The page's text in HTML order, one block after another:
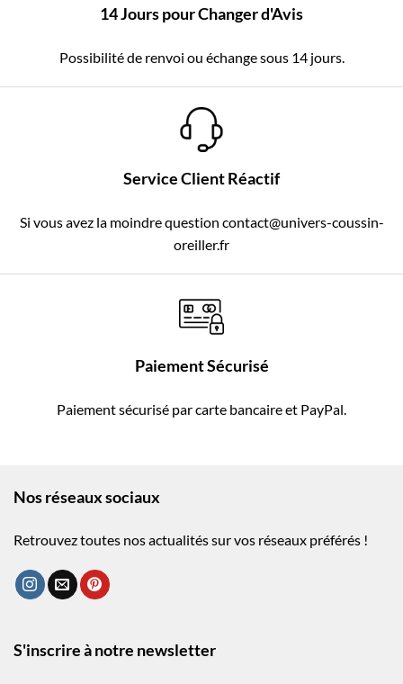
14 Jours pour Changer d'Avis
Possibilité de renvoi ou échange sous 14 jours.
Service Client Réactif
Si vous avez la moindre question contact@univers-coussin-
oreiller.fr
Paiement Sécurisé
Paiement sécurisé par carte bancaire et PayPal.
Nos réseaux sociaux
Retrouvez toutes nos actualités sur vos réseaux préférés !
S'inscrire à notre newsletter